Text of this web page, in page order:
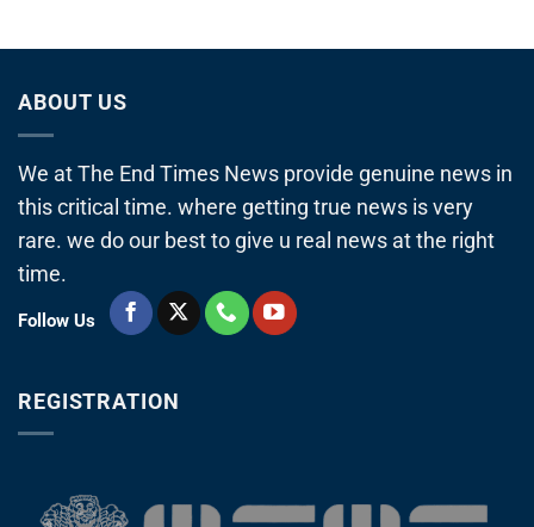
ABOUT US
We at The End Times News provide genuine news in
this critical time. where getting true news is very
rare. we do our best to give u real news at the right
time.
Follow Us
REGISTRATION